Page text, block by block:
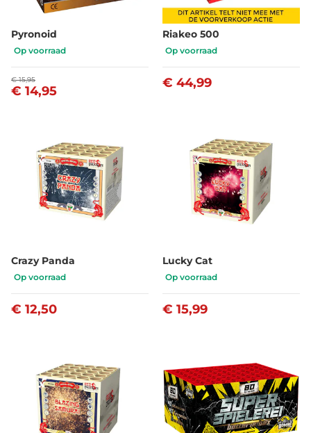
Pyronoid
Op voorraad
€ 14,95
€ 15,95
Riakeo 500
Op voorraad
€ 44,99
Crazy Panda
Op voorraad
€ 12,50
Lucky Cat
Op voorraad
€ 15,99